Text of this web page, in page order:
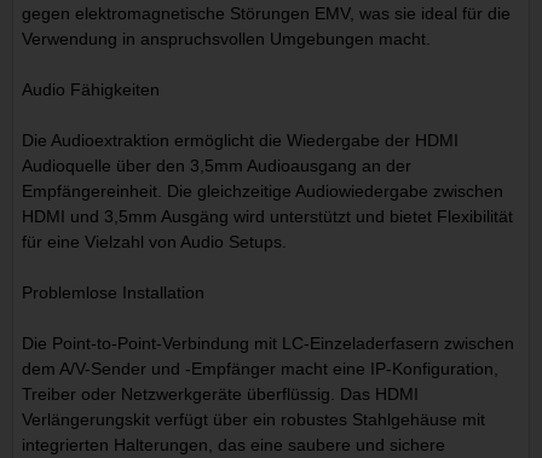
gegen elektromagnetische Störungen EMV, was sie ideal für die
Verwendung in anspruchsvollen Umgebungen macht.
Audio Fähigkeiten
Die Audioextraktion ermöglicht die Wiedergabe der HDMI
Audioquelle über den 3,5mm Audioausgang an der
Empfängereinheit. Die gleichzeitige Audiowiedergabe zwischen
HDMI und 3,5mm Ausgäng wird unterstützt und bietet Flexibilität
für eine Vielzahl von Audio Setups.
Problemlose Installation
Die Point-to-Point-Verbindung mit LC-Einzeladerfasern zwischen
dem A/V-Sender und -Empfänger macht eine IP-Konfiguration,
Treiber oder Netzwerkgeräte überflüssig. Das HDMI
Verlängerungskit verfügt über ein robustes Stahlgehäuse mit
integrierten Halterungen, das eine saubere und sichere